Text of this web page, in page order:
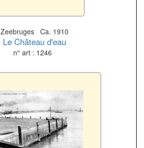
Zeebruges Ca. 1910
Le Château d'eau
n° art : 1246